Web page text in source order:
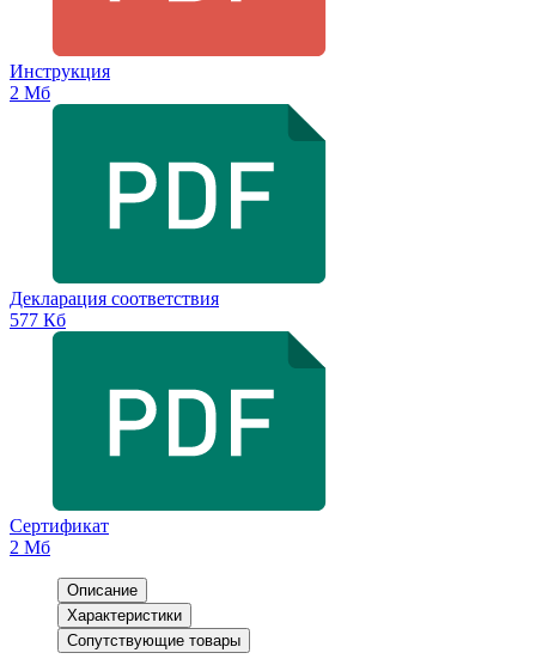
Инструкция
2 Мб
Декларация соответствия
577 Кб
Сертификат
2 Мб
Описание
Характеристики
Сопутствующие товары